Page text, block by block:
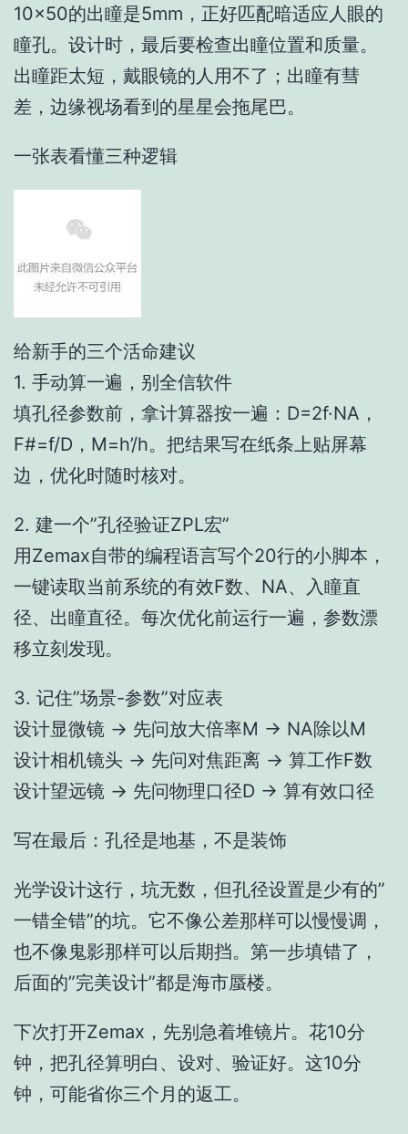
10×50的出瞳是5mm，正好匹配暗适应人眼的
瞳孔。设计时，最后要检查出瞳位置和质量。
出瞳距太短，戴眼镜的人用不了；出瞳有彗
差，边缘视场看到的星星会拖尾巴。
一张表看懂三种逻辑
给新手的三个活命建议
1. 手动算一遍，别全信软件
填孔径参数前，拿计算器按一遍：D=2f·NA，
F#=f/D，M=h’/h。把结果写在纸条上贴屏幕
边，优化时随时核对。
2. 建一个”孔径验证ZPL宏”
用Zemax自带的编程语言写个20行的小脚本，
一键读取当前系统的有效F数、NA、入瞳直
径、出瞳直径。每次优化前运行一遍，参数漂
移立刻发现。
3. 记住”场景-参数”对应表
设计显微镜 → 先问放大倍率M → NA除以M
设计相机镜头 → 先问对焦距离 → 算工作F数
设计望远镜 → 先问物理口径D → 算有效口径
写在最后：孔径是地基，不是装饰
光学设计这行，坑无数，但孔径设置是少有的”
一错全错”的坑。它不像公差那样可以慢慢调，
也不像鬼影那样可以后期挡。第一步填错了，
后面的”完美设计”都是海市蜃楼。
下次打开Zemax，先别急着堆镜片。花10分
钟，把孔径算明白、设对、验证好。这10分
钟，可能省你三个月的返工。